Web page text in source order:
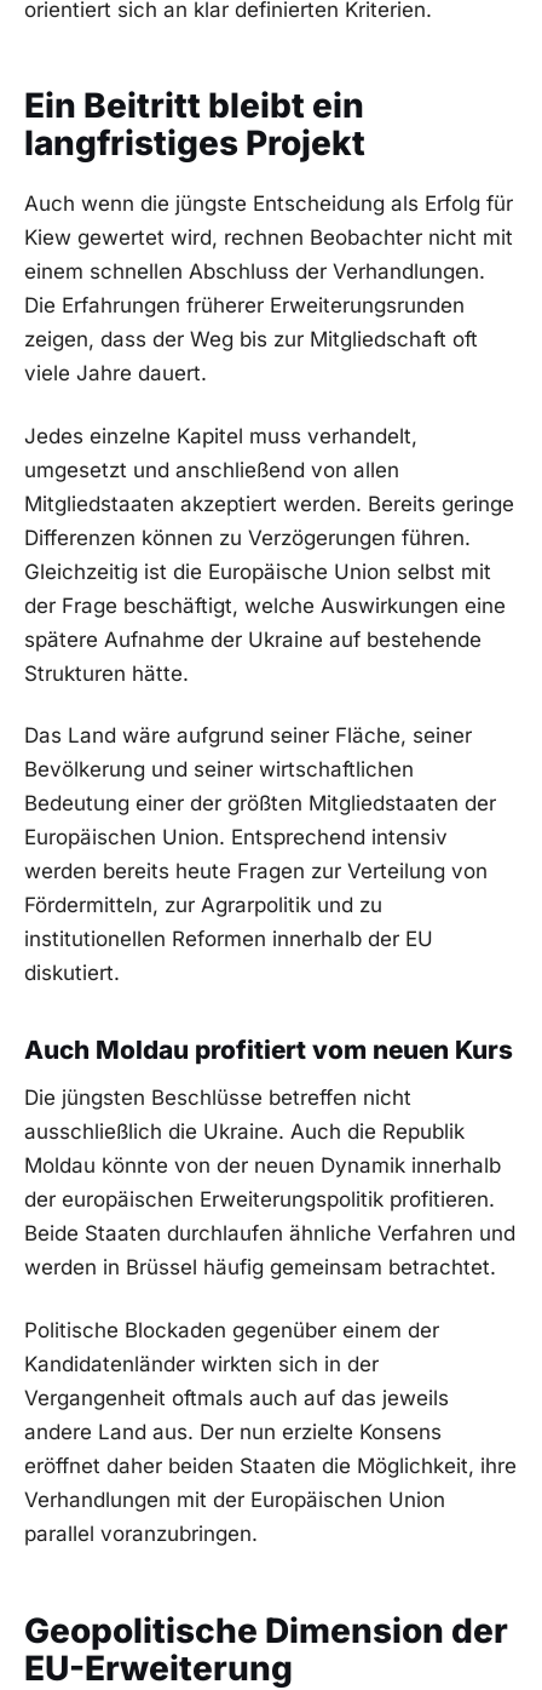
orientiert sich an klar definierten Kriterien.
Ein Beitritt bleibt ein
langfristiges Projekt
Auch wenn die jüngste Entscheidung als Erfolg für
Kiew gewertet wird, rechnen Beobachter nicht mit
einem schnellen Abschluss der Verhandlungen.
Die Erfahrungen früherer Erweiterungsrunden
zeigen, dass der Weg bis zur Mitgliedschaft oft
viele Jahre dauert.
Jedes einzelne Kapitel muss verhandelt,
umgesetzt und anschließend von allen
Mitgliedstaaten akzeptiert werden. Bereits geringe
Differenzen können zu Verzögerungen führen.
Gleichzeitig ist die Europäische Union selbst mit
der Frage beschäftigt, welche Auswirkungen eine
spätere Aufnahme der Ukraine auf bestehende
Strukturen hätte.
Das Land wäre aufgrund seiner Fläche, seiner
Bevölkerung und seiner wirtschaftlichen
Bedeutung einer der größten Mitgliedstaaten der
Europäischen Union. Entsprechend intensiv
werden bereits heute Fragen zur Verteilung von
Fördermitteln, zur Agrarpolitik und zu
institutionellen Reformen innerhalb der EU
diskutiert.
Auch Moldau profitiert vom neuen Kurs
Die jüngsten Beschlüsse betreffen nicht
ausschließlich die Ukraine. Auch die Republik
Moldau könnte von der neuen Dynamik innerhalb
der europäischen Erweiterungspolitik profitieren.
Beide Staaten durchlaufen ähnliche Verfahren und
werden in Brüssel häufig gemeinsam betrachtet.
Politische Blockaden gegenüber einem der
Kandidatenländer wirkten sich in der
Vergangenheit oftmals auch auf das jeweils
andere Land aus. Der nun erzielte Konsens
eröffnet daher beiden Staaten die Möglichkeit, ihre
Verhandlungen mit der Europäischen Union
parallel voranzubringen.
Geopolitische Dimension der
EU-Erweiterung